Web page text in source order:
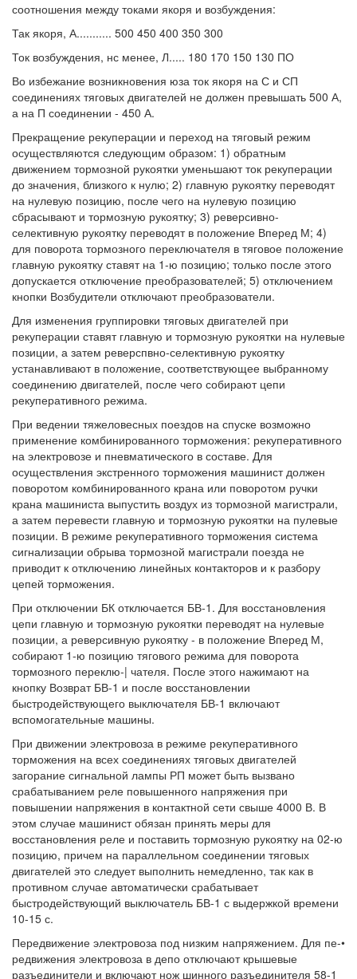
соотношения между токами якоря и возбуждения:
Так якоря, А........... 500 450 400 350 300
Ток возбуждения, нс менее, Л..... 180 170 150 130 ПО
Во избежание возникновения юза ток якоря на С и СП
соединениях тяговых двигателей не должен превышать 500 А,
а на П соединении - 450 А.
Прекращение рекуперации и переход на тяговый режим
осуществляются следующим образом: 1) обратным
движением тормозной рукоятки уменьшают ток рекуперации
до значения, близкого к нулю; 2) главную рукоятку переводят
на нулевую позицию, после чего на нулевую позицию
сбрасывают и тормозную рукоятку; 3) реверсивно-
селективную рукоятку переводят в положение Вперед М; 4)
для поворота тормозного переключателя в тяговое положение
главную рукоятку ставят на 1-ю позицию; только после этого
допускается отключение преобразователей; 5) отключением
кнопки Возбудители отключают преобразователи.
Для изменения группировки тяговых двигателей при
рекуперации ставят главную и тормозную рукоятки на нулевые
позиции, а затем реверспвно-селективную рукоятку
устанавливают в положение, соответствующее выбранному
соединению двигателей, после чего собирают цепи
рекуперативного режима.
При ведении тяжеловесных поездов на спуске возможно
применение комбинированного торможения: рекуперативного
на электровозе и пневматического в составе. Для
осуществления экстренного торможения машинист должен
поворотом комбинированного крана или поворотом ручки
крана машиниста выпустить воздух из тормозной магистрали,
а затем перевести главную и тормозную рукоятки на пулевые
позиции. В режиме рекуперативного торможения система
сигнализации обрыва тормозной магистрали поезда не
приводит к отключению линейных контакторов и к разбору
цепей торможения.
При отключении БК отключается БВ-1. Для восстановления
цепи главную и тормозную рукоятки переводят на нулевые
позиции, а реверсивную рукоятку - в положение Вперед М,
собирают 1-ю позицию тягового режима для поворота
тормозного переклю-| чателя. После этого нажимают на
кнопку Возврат БВ-1 и после восстановлении
быстродействующего выключателя БВ-1 включают
вспомогательные машины.
При движении электровоза в режиме рекуперативного
торможения на всех соединениях тяговых двигателей
загорание сигнальной лампы РП может быть вызвано
срабатыванием реле повышенного напряжения при
повышении напряжения в контактной сети свыше 4000 В. В
этом случае машинист обязан принять меры для
восстановления реле и поставить тормозную рукоятку на 02-ю
позицию, причем на параллельном соединении тяговых
двигателей это следует выполнить немедленно, так как в
противном случае автоматически срабатывает
быстродействующий выключатель БВ-1 с выдержкой времени
10-15 с.
Передвижение электровоза под низким напряжением. Для пе-•
редвижения электровоза в депо отключают крышевые
разъединители и включают нож шинного разъединителя 58-1